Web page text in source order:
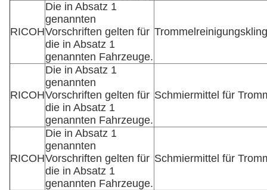
RICOH
Die in Absatz 1
genannten
Vorschriften gelten für
die in Absatz 1
genannten Fahrzeuge.
RICOH
Die in Absatz 1
genannten
Vorschriften gelten für
die in Absatz 1
genannten Fahrzeuge.
Schmiermittel für
RICOH
Die in Absatz 1
genannten
Vorschriften gelten für
die in Absatz 1
genannten Fahrzeuge.
Schmiermittel für